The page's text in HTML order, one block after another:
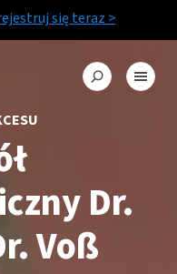
się teraz >
Dr.
Voß